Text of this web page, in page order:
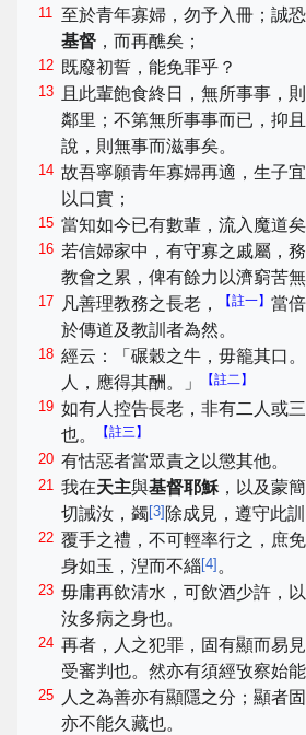
11 至於青年寡婦，勿予入冊；誠
基督 ，而再醮矣；
12 既廢初誓，能免罪乎？
13
且此輩飽食終日，無所事事，
鄰里；不第無所事事而已，抑
說，則無事而滋事矣。
14 故吾寧願青年寡婦再適，生子
以口實；
15 當知如今已有數輩，流入魔道矣
16 若信婦家中，有守寡之戚屬，
教會之累，俾有餘力以濟窮苦無
17 凡善理教務之長老， 【註一】當
於傳道及教訓者為然。
18 經云：「碾穀之牛，毋籠其口
人，應得其酬。」
【註二】
19 如有人控告長老，非有二人或
也。
【註三】
20 有怙惡者當眾責之以懲其他。
21 我在天主與基督耶穌，以及蒙
切誡汝，蠲[3] 除成見，遵守此訓
22 覆手之禮，不可輕率行之，庶
身如玉，湼而不緇[4] 。
23 毋庸再飲清水，可飲酒少許，
汝多病之身也。
24 再者，人之犯罪，固有顯而易
受審判也。然亦有須經攷察始能
25 人之為善亦有顯隱之分；顯者
亦不能久藏也。